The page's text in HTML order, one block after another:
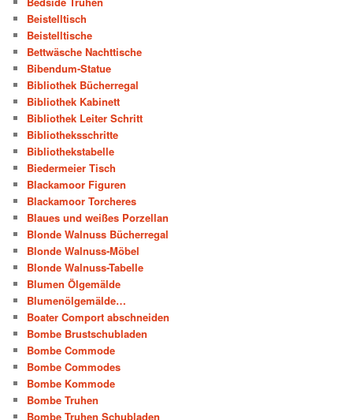
Beistelltisch
Beistelltische
Bettwäsche Nachttische
Bibendum-Statue
Bibliothek Bücherregal
Bibliothek Kabinett
Bibliothek Leiter Schritt
Bibliotheksschritte
Bibliothekstabelle
Biedermeier Tisch
Blackamoor Figuren
Blackamoor Torcheres
Blaues und weißes Porzellan
Blonde Walnuss Bücherregal
Blonde Walnuss-Möbel
Blonde Walnuss-Tabelle
Blumen Ölgemälde
Blumenölgemälde…
Boater Comport abschneiden
Bombe Brustschubladen
Bombe Commode
Bombe Commodes
Bombe Kommode
Bombe Truhen
Bombe Truhen Schubladen